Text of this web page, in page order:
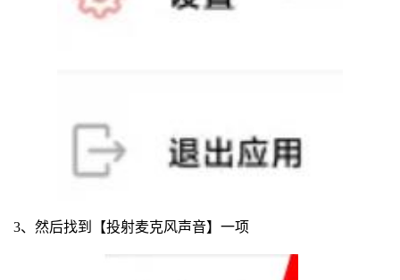
3、然后找到【投射麦克风声音】一项